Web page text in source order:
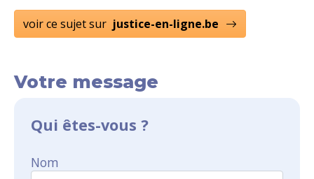
voir ce sujet sur justice-en-ligne.be
Votre message
Qui êtes-vous ?
Nom